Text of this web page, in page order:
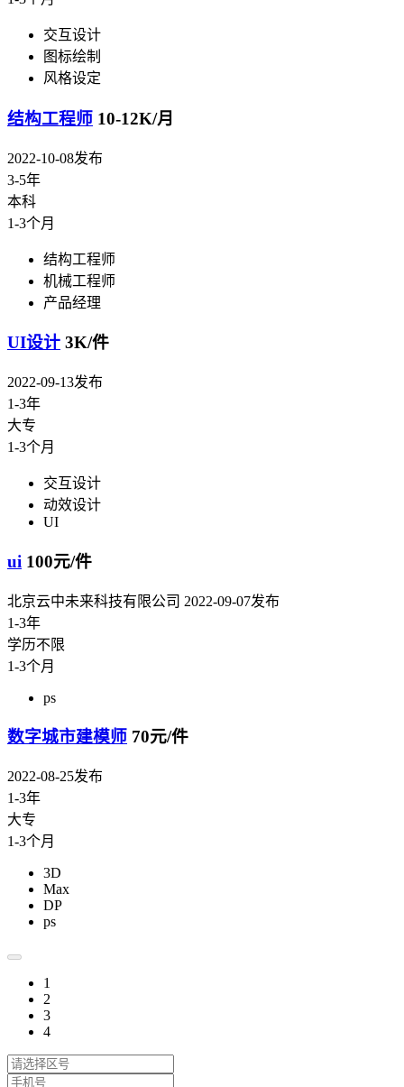
交互设计
图标绘制
风格设定
结构工程师 10-12K/月
2022-10-08发布
3-5年
本科
1-3个月
结构工程师
机械工程师
产品经理
UI设计 3K/件
2022-09-13发布
1-3年
大专
1-3个月
交互设计
动效设计
UI
ui 100元/件
北京云中未来科技有限公司 2022-09-07发布
1-3年
学历不限
1-3个月
ps
数字城市建模师 70元/件
2022-08-25发布
1-3年
大专
1-3个月
3D
Max
DP
ps
1
2
3
4